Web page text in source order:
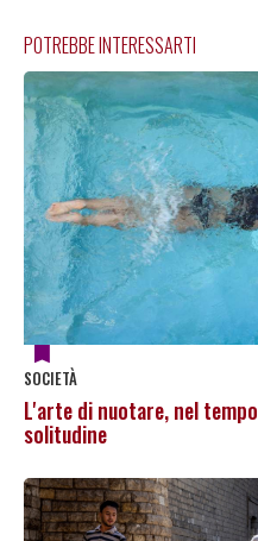
POTREBBE INTERESSARTI
SOCIETÀ
L'arte di nuotare, nel
solitudine